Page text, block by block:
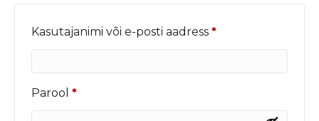
Kasutajanimi või e-posti aadress *Nõutud
Parool *Nõutud